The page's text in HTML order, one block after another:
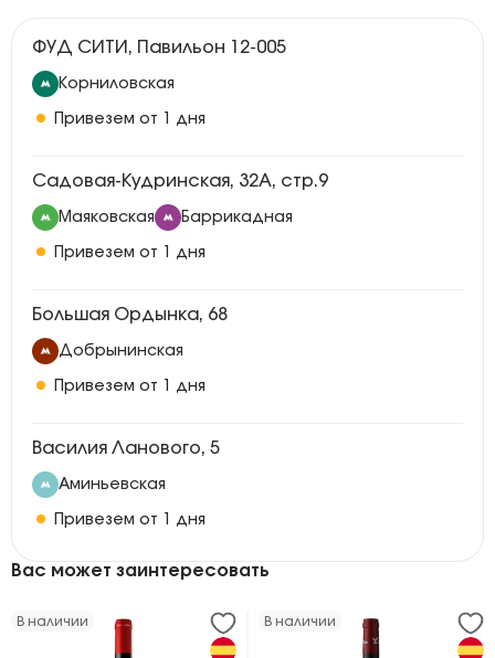
ФУД СИТИ, Павильон 12-005
Корниловская
Привезем от 1 дня
Садовая-Кудринская, 32А, стр.9
Маяковская Баррикадная
Привезем от 1 дня
Большая Ордынка, 68
Добрынинская
Привезем от 1 дня
Василия Ланового, 5
Аминьевская
Привезем от 1 дня
Вас может заинтересовать
В наличии В наличии